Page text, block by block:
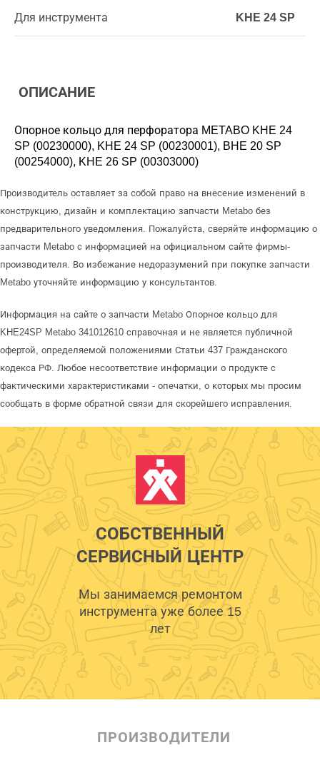
Для инструмента KHE 24 SP
ОПИСАНИЕ
Опорное кольцо для перфоратора METABO KHE 24
SP (00230000), KHE 24 SP (00230001), BHE 20 SP
(00254000), KHE 26 SP (00303000)
Производитель оставляет за собой право на внесение изменений в
конструкцию, дизайн и комплектацию запчасти Metabo без
предварительного уведомления. Пожалуйста, сверяйте информацию о
запчасти Metabo с информацией на официальном сайте фирмы-
производителя. Во избежание недоразумений при покупке запчасти
Metabo уточняйте информацию у консультантов.
Информация на сайте о запчасти Metabo Опорное кольцо для
KHE24SP Metabo 341012610 справочная и не является публичной
офертой, определяемой положениями Статьи 437 Гражданского
кодекса РФ. Любое несоответствие информации о продукте с
фактическими характеристиками - опечатки, о которых мы просим
сообщать в форме обратной связи для скорейшего исправления.
СОБСТВЕННЫЙ
СЕРВИСНЫЙ ЦЕНТР
Мы занимаемся ремонтом
инструмента уже более 15
лет
ПРОИЗВОДИТЕЛИ